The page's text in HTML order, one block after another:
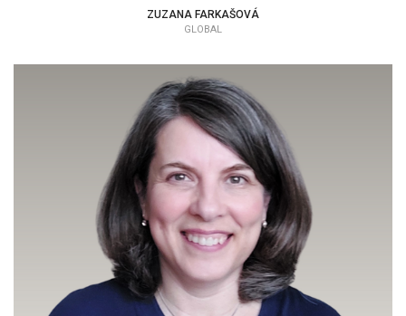
ZUZANA FARKAŠOVÁ
GLOBAL
SABINA BOCKOVÁ
ADMIN SUPPORT